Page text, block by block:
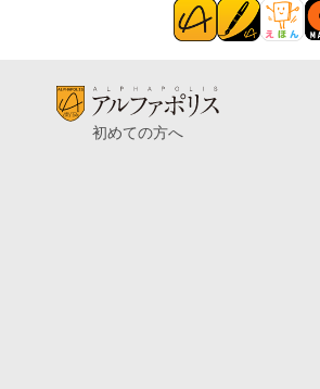
初めての方へ